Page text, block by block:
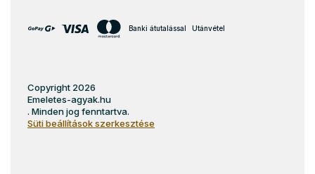
Banki átutalással Utánvétel
Copyright 2026
Emeletes-agyak.hu
. Minden jog fenntartva.
Süti beállítások szerkesztése